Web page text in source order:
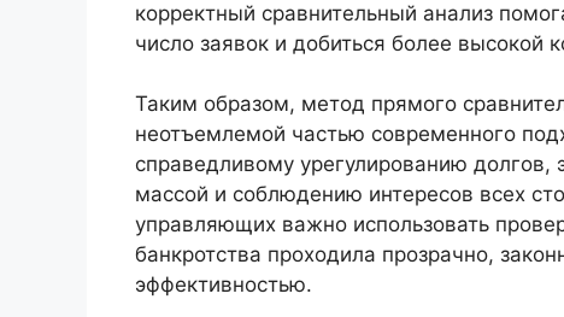
корректный сравнительный анализ
число заявок и добиться более высокой
Таким образом, метод прямого
неотъемлемой частью современного
справедливому урегулированию
массой и соблюдению интересов всех
управляющих важно использовать
банкротства проходила прозрачно,
эффективностью.